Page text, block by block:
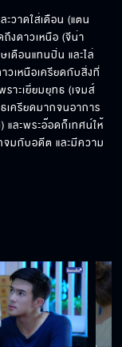
างจักรวาลเหรอ
คุณ ?
ชีวิต
วาดใส่เดือน (แตน
ถึงดาวเหนือ (จีน่า
ดือนแทนปิ่น และไล่
เหนือเครียดกับสิ่งที่
ราะเยี่ยมยุทธ (เจมส์
เครียดมากจนอาการ
และพระอ๊อดก็เทศน์ให้
จมกับอดีต และมีความ